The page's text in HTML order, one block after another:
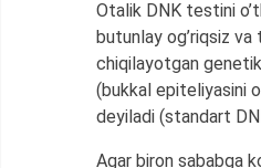
Otalik DNK testini
butunlay og’riqsiz va
chiqilayotgan
(bukkal epiteliyasini
deyiladi (standart
Agar biron sababga